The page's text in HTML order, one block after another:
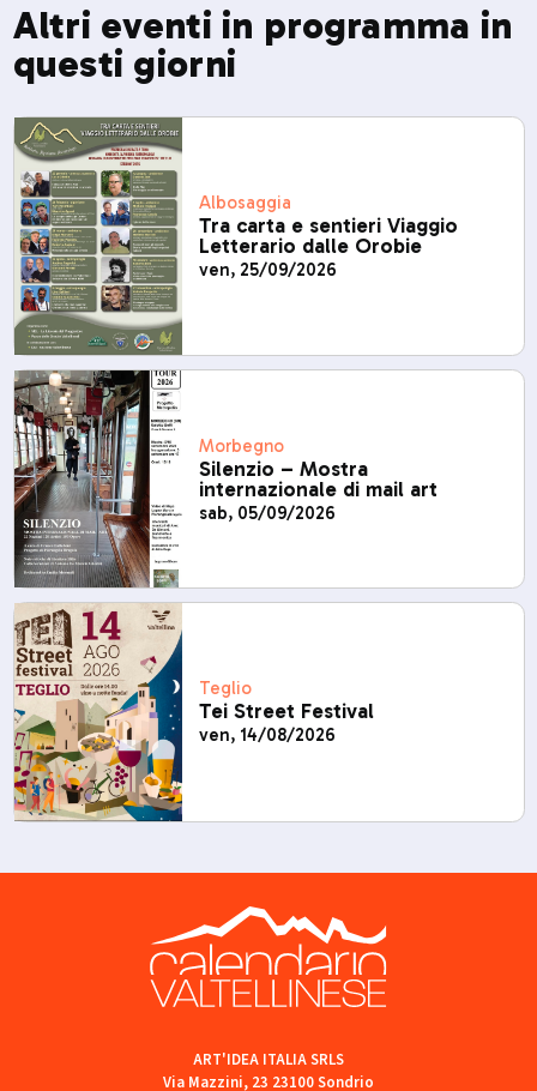
Altri eventi in programma in
questi giorni
Albosaggia
Tra carta e sentieri Viaggio
Letterario dalle Orobie
ven, 25/09/2026
Morbegno
Silenzio – Mostra
internazionale di mail art
sab, 05/09/2026
Teglio
Tei Street Festival
ven, 14/08/2026
ART'IDEA ITALIA SRLS
Via Mazzini, 23 23100 Sondrio